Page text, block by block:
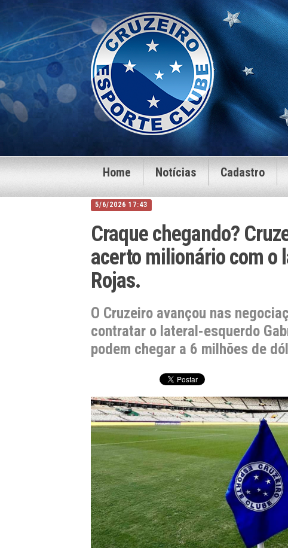
Home Notícias Cadastro
5/6/2026 17:43
Craque chegando?
acerto milionário com o
Rojas.
O Cruzeiro avançou nas
contratar o lateral-esquerdo
podem chegar a 6 milhões de